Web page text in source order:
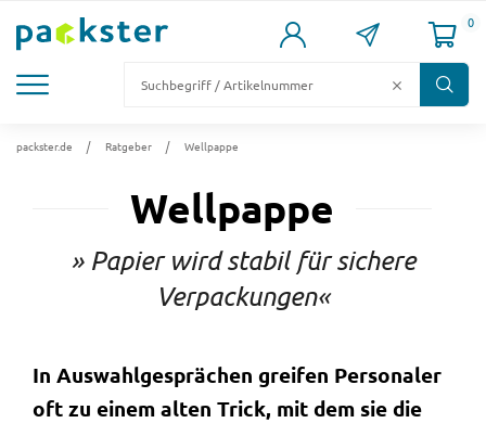
KARTONS
VERSANDKARTONS
VERSANDVERPACKUNG
FÜLL- & POLSTERMATERIAL
LAGER & PALETTIERUNG
0
packster.de Ratgeber Wellpappe
Wellpappe
» Papier wird stabil für sichere
Verpackungen«
In Auswahlgesprächen greifen Personaler
oft zu einem alten Trick, mit dem sie die